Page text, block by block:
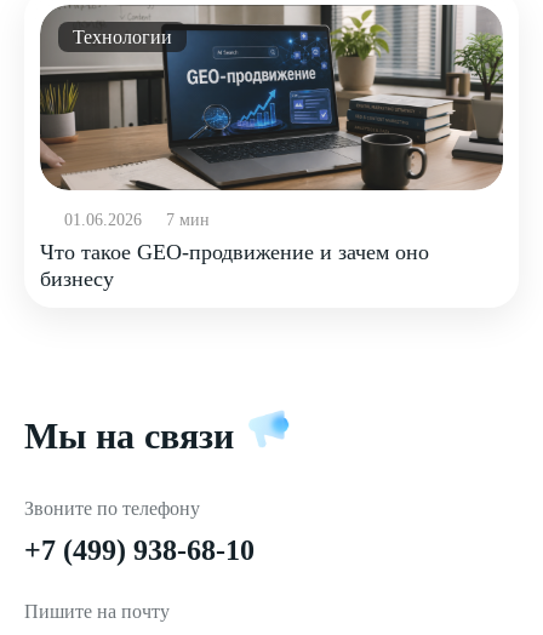
Технологии
01.06.2026 7 мин
Что такое GEO-продвижение и зачем оно
бизнесу
Мы на связи
Звоните по телефону
+7 (499) 938-68-10
Пишите на почту